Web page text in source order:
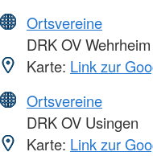
Ortsvereine
DRK OV Wehrheim
Karte: Link zur
Ortsvereine
DRK OV Usingen
Karte: Link zur